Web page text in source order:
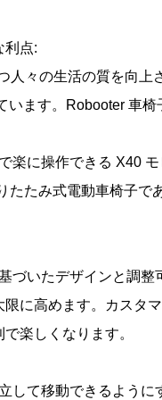
利点:
人々の生活の質を向
います。Robooter 車椅
楽に操作できる X40
たたみ式電動車椅子
づいたデザインと調
に高めます。カスタ
楽しくなります。
して移動できるよう